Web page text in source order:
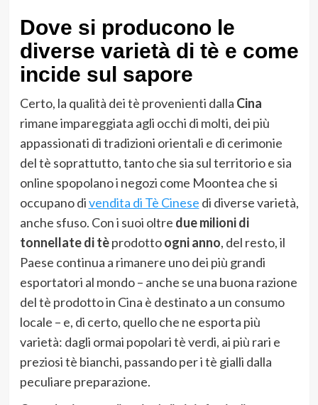
Dove si producono le
diverse varietà di tè e come
incide sul sapore
Certo, la qualità dei tè provenienti dalla Cina
rimane impareggiata agli occhi di molti, dei più
appassionati di tradizioni orientali e di cerimonie
del tè soprattutto, tanto che sia sul territorio e sia
online spopolano i negozi come Moontea che si
occupano divendita di Tè Cinese di diverse varietà,
anche sfuso. Con i suoi oltre due milioni di
tonnellate di tèprodottoogni anno, del resto, il
Paese continua a rimanere uno dei più grandi
esportatori al mondo – anche se una buona razione
del tè prodotto in Cina è destinato a un consumo
locale – e, di certo, quello che ne esporta più
varietà: dagli ormai popolari tè verdi, ai più rari e
preziosi tè bianchi, passando per i tè gialli dalla
peculiare preparazione.